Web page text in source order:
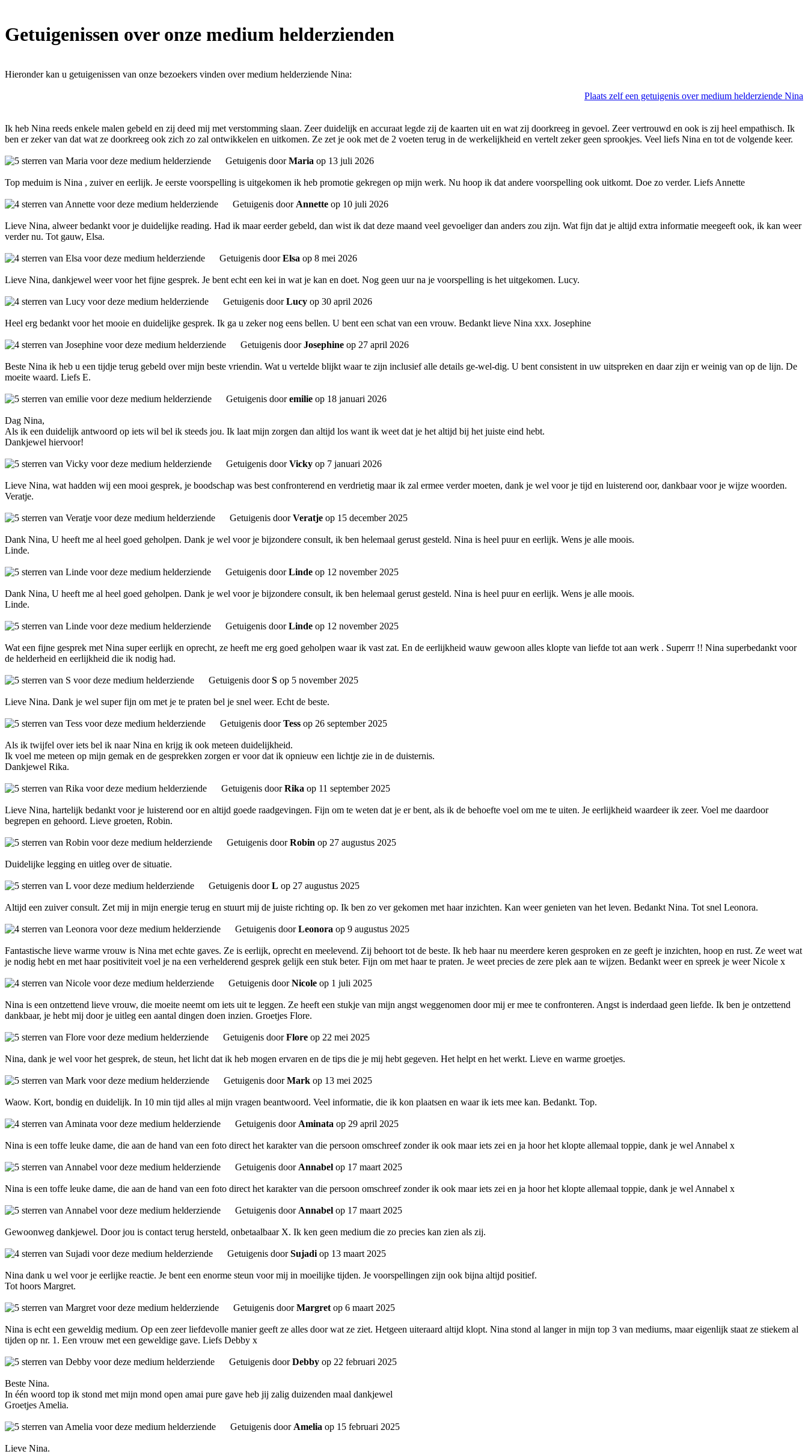
Getuigenissen over onze medium helderzienden
Hieronder kan u getuigenissen van onze bezoekers vinden over medium helderziende Nina:
Plaats zelf een getuigenis over medium helderziende Nina
Ik heb Nina reeds enkele malen gebeld en zij deed mij met verstomming slaan. Zeer duidelijk en accuraat legde zij de kaarten uit en wat zij doorkreeg in gevoel. Zeer vertrouwd en ook is zij heel empathisch. Ik
ben er zeker van dat wat ze doorkreeg ook zich zo zal ontwikkelen en uitkomen. Ze zet je ook met de 2 voeten terug in de werkelijkheid en vertelt zeker geen sprookjes. Veel liefs Nina en tot de volgende keer.
Getuigenis doorMaria op 13 juli 2026
Top meduim is Nina , zuiver en eerlijk. Je eerste voorspelling is uitgekomen ik heb promotie gekregen op mijn werk. Nu hoop ik dat andere voorspelling ook uitkomt. Doe zo verder. Liefs Annette
Getuigenis door Annette op 10 juli 2026
Lieve Nina, alweer bedankt voor je duidelijke reading. Had ik maar eerder gebeld, dan wist ik dat deze maand veel gevoeliger dan anders zou zijn. Wat fijn dat je altijd extra informatie meegeeft ook, ik kan weer
verder nu. Tot gauw, Elsa.
Getuigenis doorElsa op 8 mei 2026
Lieve Nina, dankjewel weer voor het fijne gesprek. Je bent echt een kei in wat je kan en doet. Nog geen uur na je voorspelling is het uitgekomen. Lucy.
Getuigenis doorLucy op 30 april 2026
Heel erg bedankt voor het mooie en duidelijke gesprek. Ik ga u zeker nog eens bellen. U bent een schat van een vrouw. Bedankt lieve Nina xxx. Josephine
Getuigenis doorJosephine op 27 april 2026
Beste Nina ik heb u een tijdje terug gebeld over mijn beste vriendin. Wat u vertelde blijkt waar te zijn inclusief alle details ge-wel-dig. U bent consistent in uw uitspreken en daar zijn er weinig van op de lijn. De
moeite waard. Liefs E.
Getuigenis dooremilie op 18 januari 2026
Dag Nina,
Als ik een duidelijk antwoord op iets wil bel ik steeds jou. Ik laat mijn zorgen dan altijd los want ik weet dat je het altijd bij het juiste eind hebt.
Dankjewel hiervoor!
Getuigenis doorVicky op 7 januari 2026
Lieve Nina, wat hadden wij een mooi gesprek, je boodschap was best confronterend en verdrietig maar ik zal ermee verder moeten, dank je wel voor je tijd en luisterend oor, dankbaar voor je wijze woorden.
Veratje.
Getuigenis doorVeratje op 15 december 2025
Dank Nina, U heeft me al heel goed geholpen. Dank je wel voor je bijzondere consult, ik ben helemaal gerust gesteld. Nina is heel puur en eerlijk. Wens je alle moois.
Linde.
Getuigenis doorLinde op 12 november 2025
Dank Nina, U heeft me al heel goed geholpen. Dank je wel voor je bijzondere consult, ik ben helemaal gerust gesteld. Nina is heel puur en eerlijk. Wens je alle moois.
Linde.
Getuigenis doorLinde op 12 november 2025
Wat een fijne gesprek met Nina super eerlijk en oprecht, ze heeft me erg goed geholpen waar ik vast zat. En de eerlijkheid wauw gewoon alles klopte van liefde tot aan werk . Superrr !! Nina superbedankt voor
de helderheid en eerlijkheid die ik nodig had.
Getuigenis doorS op 5 november 2025
Lieve Nina. Dank je wel super fijn om met je te praten bel je snel weer. Echt de beste.
Getuigenis doorTess op 26 september 2025
Als ik twijfel over iets bel ik naar Nina en krijg ik ook meteen duidelijkheid.
Ik voel me meteen op mijn gemak en de gesprekken zorgen er voor dat ik opnieuw een lichtje zie in de duisternis.
Dankjewel Rika.
Getuigenis doorRika op 11 september 2025
Lieve Nina, hartelijk bedankt voor je luisterend oor en altijd goede raadgevingen. Fijn om te weten dat je er bent, als ik de behoefte voel om me te uiten. Je eerlijkheid waardeer ik zeer. Voel me daardoor
begrepen en gehoord. Lieve groeten, Robin.
Getuigenis doorRobin op 27 augustus 2025
Duidelijke legging en uitleg over de situatie.
Getuigenis doorL op 27 augustus 2025
Altijd een zuiver consult. Zet mij in mijn energie terug en stuurt mij de juiste richting op. Ik ben zo ver gekomen met haar inzichten. Kan weer genieten van het leven. Bedankt Nina. Tot snel Leonora.
Getuigenis doorLeonora op 9 augustus 2025
Fantastische lieve warme vrouw is Nina met echte gaves. Ze is eerlijk, oprecht en meelevend. Zij behoort tot de beste. Ik heb haar nu meerdere keren gesproken en ze geeft je inzichten, hoop en rust. Ze weet wat
je nodig hebt en met haar positiviteit voel je na een verhelderend gesprek gelijk een stuk beter. Fijn om met haar te praten. Je weet precies de zere plek aan te wijzen. Bedankt weer en spreek je weer Nicole x
Getuigenis doorNicole op 1 juli 2025
Nina is een ontzettend lieve vrouw, die moeite neemt om iets uit te leggen. Ze heeft een stukje van mijn angst weggenomen door mij er mee te confronteren. Angst is inderdaad geen liefde. Ik ben je ontzettend
dankbaar, je hebt mij door je uitleg een aantal dingen doen inzien. Groetjes Flore.
Getuigenis doorFlore op 22 mei 2025
Nina, dank je wel voor het gesprek, de steun, het licht dat ik heb mogen ervaren en de tips die je mij hebt gegeven. Het helpt en het werkt. Lieve en warme groetjes.
Getuigenis doorMark op 13 mei 2025
Waow. Kort, bondig en duidelijk. In 10 min tijd alles al mijn vragen beantwoord. Veel informatie, die ik kon plaatsen en waar ik iets mee kan. Bedankt. Top.
Getuigenis door Aminata op 29 april 2025
Nina is een toffe leuke dame, die aan de hand van een foto direct het karakter van die persoon omschreef zonder ik ook maar iets zei en ja hoor het klopte allemaal toppie, dank je wel Annabel x
Getuigenis door Annabel op 17 maart 2025
Nina is een toffe leuke dame, die aan de hand van een foto direct het karakter van die persoon omschreef zonder ik ook maar iets zei en ja hoor het klopte allemaal toppie, dank je wel Annabel x
Getuigenis door Annabel op 17 maart 2025
Gewoonweg dankjewel. Door jou is contact terug hersteld, onbetaalbaar X. Ik ken geen medium die zo precies kan zien als zij.
Getuigenis doorSujadi op 13 maart 2025
Nina dank u wel voor je eerlijke reactie. Je bent een enorme steun voor mij in moeilijke tijden. Je voorspellingen zijn ook bijna altijd positief.
Tot hoors Margret.
Getuigenis doorMargret op 6 maart 2025
Nina is echt een geweldig medium. Op een zeer liefdevolle manier geeft ze alles door wat ze ziet. Hetgeen uiteraard altijd klopt. Nina stond al langer in mijn top 3 van mediums, maar eigenlijk staat ze stiekem al
tijden op nr. 1. Een vrouw met een geweldige gave. Liefs Debby x
Getuigenis doorDebby op 22 februari 2025
Beste Nina.
In één woord top ik stond met mijn mond open amai pure gave heb jij zalig duizenden maal dankjewel
Groetjes Amelia.
Getuigenis door Amelia op 15 februari 2025
Lieve Nina.